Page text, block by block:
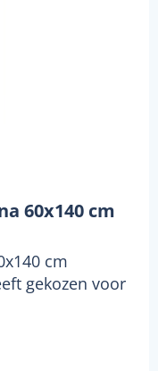
60x140 cm
cm
gekozen voor